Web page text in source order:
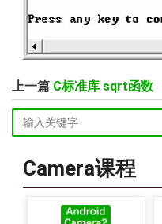
上一篇 C标准库 sqrt函数
Camera课程